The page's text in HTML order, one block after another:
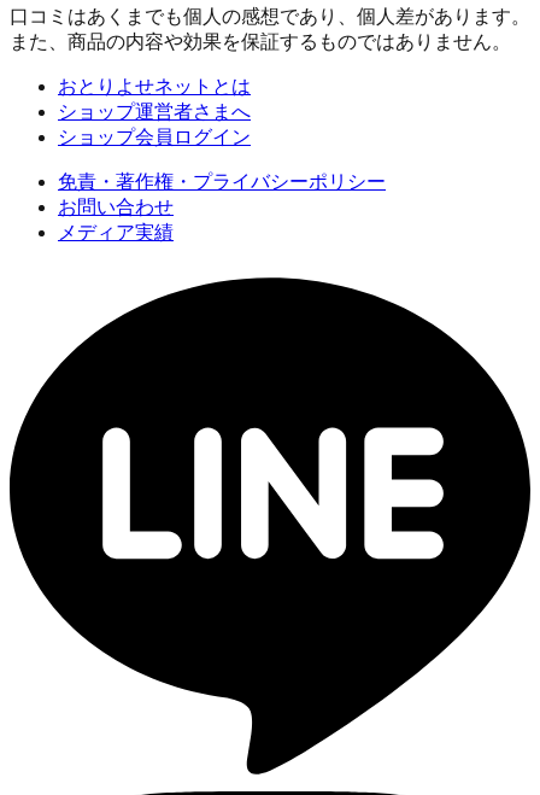
口コミはあくまでも個人の感想であり、個人差があります。
また、商品の内容や効果を保証するものではありません。
おとりよせネットとは
ショップ運営者さまへ
ショップ会員ログイン
免責・著作権・プライバシーポリシー
お問い合わせ
メディア実績